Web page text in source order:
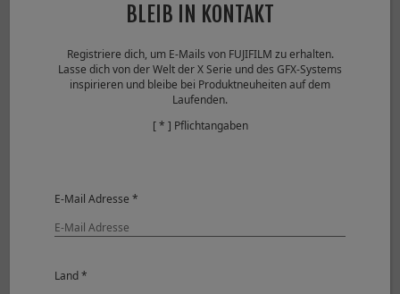
View larger image (JPEG: 3,844KB)
Shooting Mode
Image Size
Lens Focal Length
Film simulation
Camera
Shutter-Priority Auto
4896 x 3264
100％
PROVIA
BLEIB IN KONTAKT
Registriere dich, um E-Mails von FUJIFILM zu erhalten.
Lasse dich von der Welt der X Serie und des GFX-Systems
inspirieren und bleibe bei Produktneuheiten auf dem
Laufenden.
[ * ] Pflichtangaben
E-Mail Adresse *
Land *